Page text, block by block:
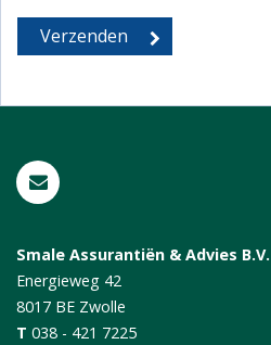
Smale Assurantiën & Advies B.V.
Energieweg 42
8017 BE Zwolle
T 038 - 421 7225